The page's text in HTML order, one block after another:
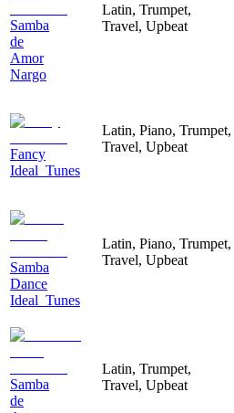
Samba
de
Amor
Nargo
Latin, Trumpet,
Travel, Upbeat
Fancy
Ideal_Tunes
Latin, Piano, Trumpet,
Travel, Upbeat
Samba
Dance
Ideal_Tunes
Latin, Piano, Trumpet,
Travel, Upbeat
Samba
de
Latin, Trumpet,
Travel, Upbeat